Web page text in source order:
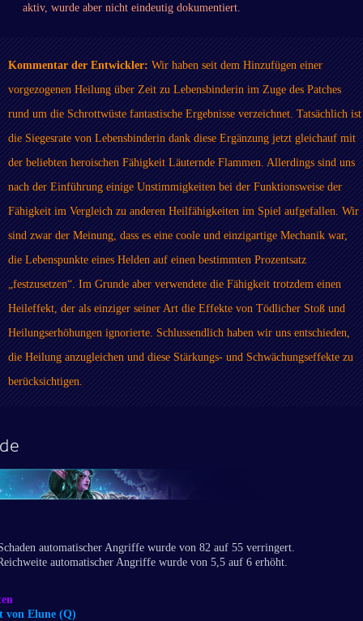
aktiv, wurde aber nicht eindeutig dokumentiert.
Kommentar der Entwickler: Wir haben seit dem Hinzufügen einer
vorgezogenen Heilung über Zeit zu Lebensbinderin im Zuge des Patches
rund um die Schrottwüste fantastische Ergebnisse verzeichnet. Tatsächlich ist
die Siegesrate von Lebensbinderin dank diese Ergänzung jetzt gleichauf mit
der beliebten heroischen Fähigkeit Läuternde Flammen. Allerdings sind uns
nach der Einführung einige Unstimmigkeiten bei der Funktionsweise der
Fähigkeit im Vergleich zu anderen Heilfähigkeiten im Spiel aufgefallen. Wir
sind zwar der Meinung, dass es eine coole und einzigartige Mechanik war,
die Lebenspunkte eines Helden auf einen bestimmten Prozentsatz
„festzusetzen“. Im Grunde aber verwendete die Fähigkeit trotzdem einen
Heileffekt, der als einziger seiner Art die Effekte von Tödlicher Stoß und
Heilungserhöhungen ignorierte. Schlussendlich haben wir uns entschieden,
die Heilung anzugleichen und diese Stärkungs- und Schwächungseffekte zu
berücksichtigen.
automatischer Angriffe wurde von 82 auf 55 verringert.
automatischer Angriffe wurde von 5,5 auf 6 erhöht.
von Elune (Q)